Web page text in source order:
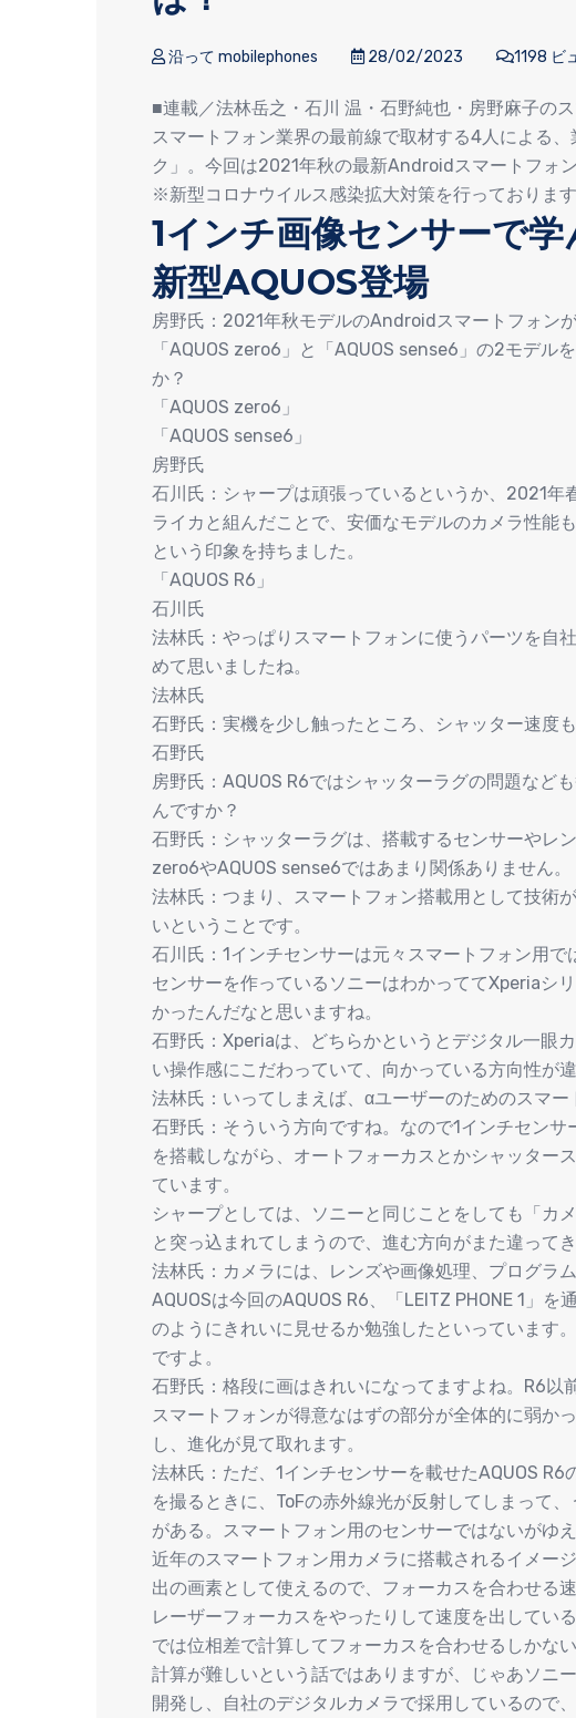
沿って mobilephones 28/02/2023 1198 ビ
■連載／法林岳之・石川 温・石野純也・房野麻子の
スマートフォン業界の最前線で取材する4人による
ク」。今回は2021年秋の最新Androidスマートフォ
※新型コロナウイルス感染拡大対策を行っております
1インチ画像センサーで
新型AQUOS登場
房野氏：2021年秋モデルのAndroidスマートフォン
「AQUOS zero6」と「AQUOS sense6」の2モデル
か？
「AQUOS zero6」
「AQUOS sense6」
房野氏
石川氏：シャープは頑張っているというか、2021年
ライカと組んだことで、安価なモデルのカメラ性能
という印象を持ちました。
「AQUOS R6」
石川氏
法林氏：やっぱりスマートフォンに使うパーツを自
めて思いましたね。
法林氏
石野氏：実機を少し触ったところ、シャッター速度
石野氏
房野氏：AQUOS R6ではシャッターラグの問題など
んですか？
石野氏：シャッターラグは、搭載するセンサーやレ
zero6やAQUOS sense6ではあまり関係ありません。
法林氏：つまり、スマートフォン搭載用として技術
いということです。
石川氏：1インチセンサーは元々スマートフォン用で
センサーを作っているソニーはわかっててXperiaシ
かったんだなと思いますね。
石野氏：Xperiaは、どちらかというとデジタル一眼
い操作感にこだわっていて、向かっている方向性が違
法林氏：いってしまえば、αユーザーのためのスマー
石野氏：そういう方向ですね。なので1インチセン
を搭載しながら、オートフォーカスとかシャッター
ています。
シャープとしては、ソニーと同じことをしても「カ
と突っ込まれてしまうので、進む方向がまた違って
法林氏：カメラには、レンズや画像処理、プログラ
AQUOSは今回のAQUOS R6、「LEITZ PHONE 1」
のようにきれいに見せるか勉強したといっています
ですよ。
石野氏：格段に画はきれいになってますよね。R6以
スマートフォンが得意なはずの部分が全体的に弱か
し、進化が見て取れます。
法林氏：ただ、1インチセンサーを載せたAQUOS
を撮るときに、ToFの赤外線光が反射してしまって
がある。スマートフォン用のセンサーではないがゆ
近年のスマートフォン用カメラに搭載されるイメー
出の画素として使えるので、フォーカスを合わせる
レーザーフォーカスをやったりして速度を出してい
では位相差で計算してフォーカスを合わせるしかない
計算が難しいという話ではありますが、じゃあソニ
開発し、自社のデジタルカメラで採用しているので